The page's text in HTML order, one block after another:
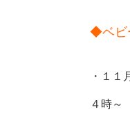
◆ベビ
・１１
４時～